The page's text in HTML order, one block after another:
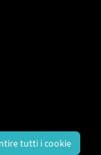
tutti i cookie